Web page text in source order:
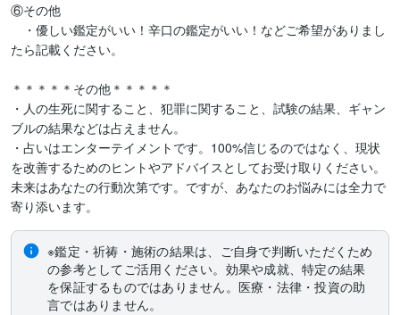
⑥その他
・優しい鑑定がいい！辛口の鑑定がいい！などご希望がありまし
たら記載ください。
＊＊＊＊＊その他＊＊＊＊＊
・人の生死に関すること、犯罪に関すること、試験の結果、ギャン
ブルの結果などは占えません。
・占いはエンターテイメントです。100%信じるのではなく、現状
を改善するためのヒントやアドバイスとしてお受け取りください。
未来はあなたの行動次第です。ですが、あなたのお悩みには全力で
寄り添います。
※鑑定・祈祷・施術の結果は、ご自身で判断いただくため
の参考としてご活用ください。効果や成就、特定の結果
を保証するものではありません。医療・法律・投資の助
言ではありません。